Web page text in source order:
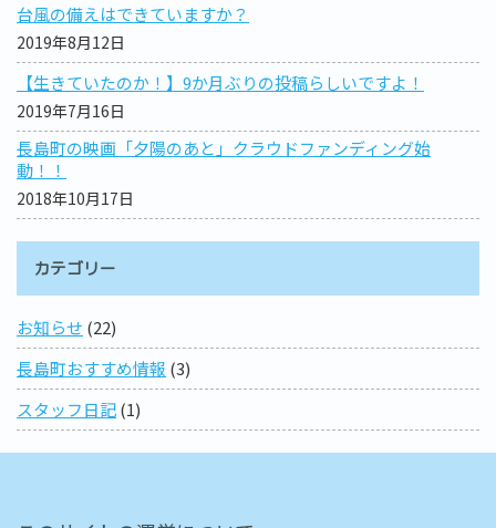
台風の備えはできていますか？
2019年8月12日
【生きていたのか！】9か月ぶりの投稿らしいですよ！
2019年7月16日
長島町の映画「夕陽のあと」クラウドファンディング始
動！！
2018年10月17日
カテゴリー
お知らせ (22)
長島町おすすめ情報 (3)
スタッフ日記(1)